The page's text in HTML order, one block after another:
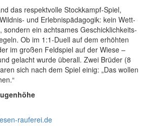
das respekt­volle Stockkampf-Spiel,
und Erlebnis­pädagogik: kein Wett­
sondern ein acht­sames Geschick­lichkeits­
Ob im 1:1-Duell auf dem erhöhten
im großen Feld­spiel auf der Wiese –
gelacht wurde überall. Zwei Brüder (8
sich nach dem Spiel einig: „Das wollen
rauferei.de